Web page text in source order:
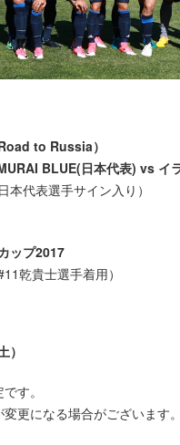
to Russia）
BLUE(日本代表) vs イ
本代表選手サイン入り）
ップ2017
乾貴士選手着用）
）
す。
更になる場合がございます